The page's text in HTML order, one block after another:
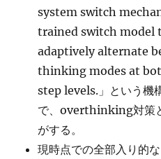
system switch
trained switch model
adaptively alternate
thinking modes at
step levels.」という機
で、overthinking対策
がする。
現時点での全部入り的